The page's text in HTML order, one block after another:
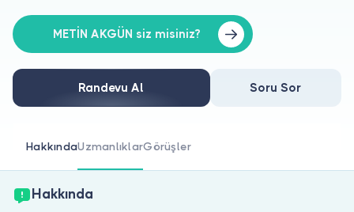
Doktorlar için
Doktor musunuz?
METİN AKGÜN siz misiniz?
Randevu Al Soru Sor
HakkındaUzmanlıklarGörüşler
Hakkında